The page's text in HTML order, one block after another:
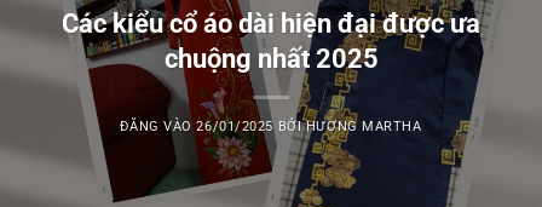
Các kiểu cổ áo dài hiện đại được ưa
chuộng nhất 2025
ĐĂNG VÀO26/01/2025 BỞIHƯƠNG MARTHA